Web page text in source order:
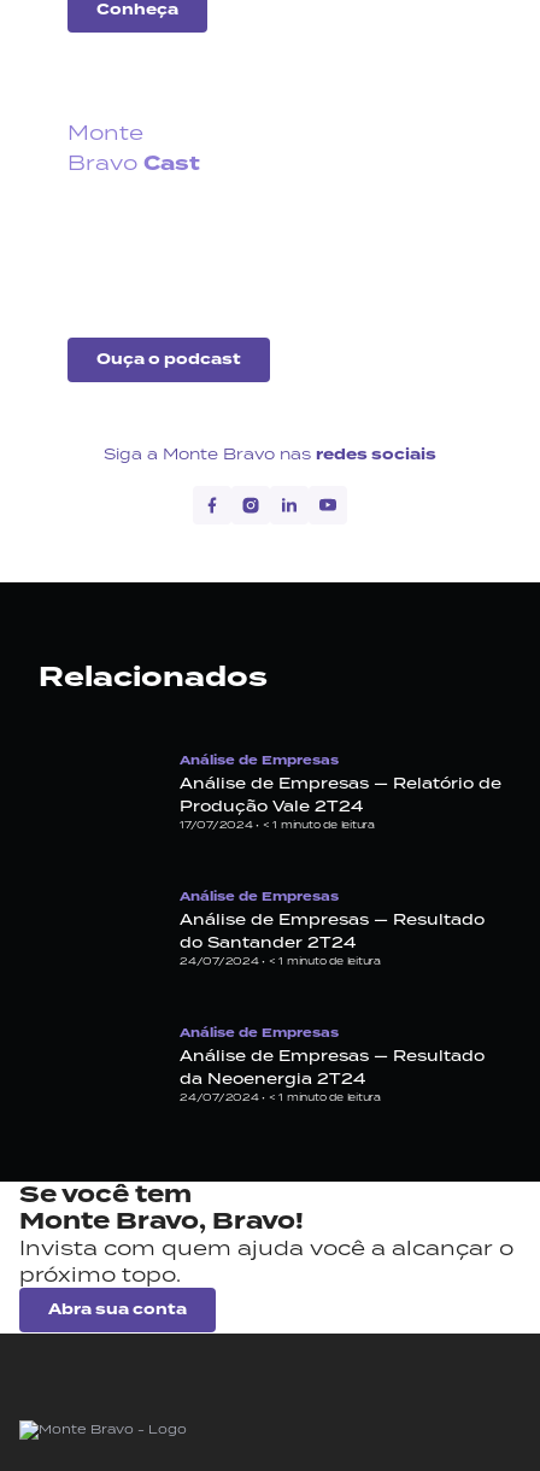
Conheça
Monte
Bravo Cast
Ouça o podcast
Siga a Monte Bravo nas redes sociais
Relacionados
Análise de Empresas
Análise de Empresas — Relatório de
Produção Vale 2T24
17/07/2024 • < 1 minuto de leitura
Análise de Empresas
Análise de Empresas — Resultado
do Santander 2T24
24/07/2024 • < 1 minuto de leitura
Análise de Empresas
Análise de Empresas — Resultado
da Neoenergia 2T24
24/07/2024 • < 1 minuto de leitura
Se você tem
Monte Bravo, Bravo!
Invista com quem ajuda você a alcançar o
próximo topo.
Abra sua conta